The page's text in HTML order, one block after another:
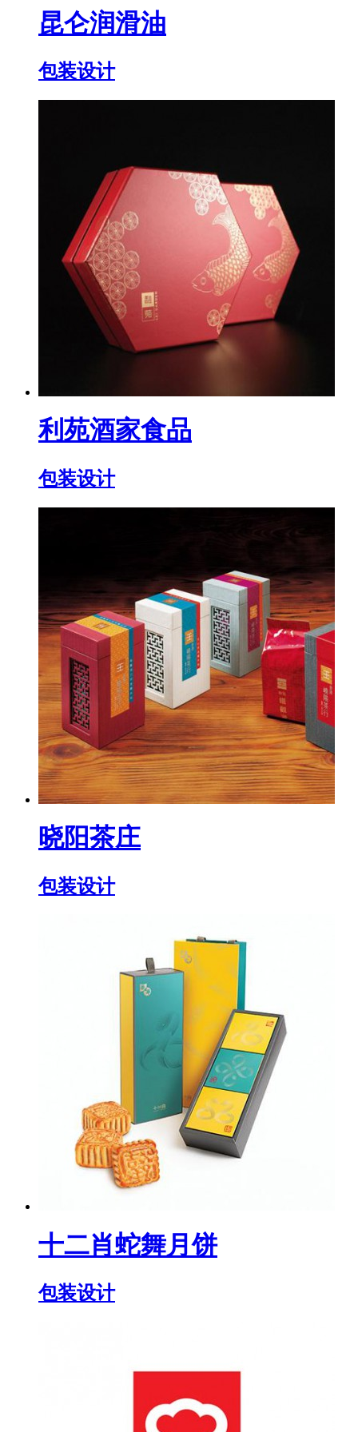
昆仑润滑油
包装设计
利苑酒家食品
包装设计
晓阳茶庄
包装设计
十二肖蛇舞月饼
包装设计